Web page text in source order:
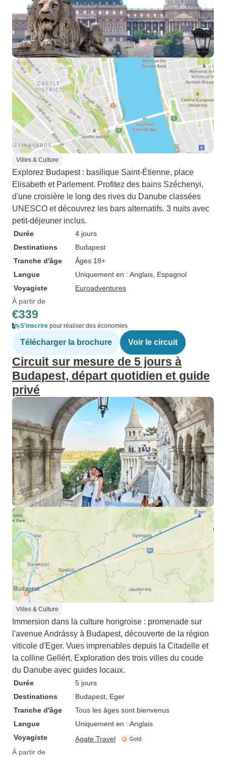
Villes & Culture
Explorez Budapest : basilique Saint-Étienne, place
Elisabeth et Parlement. Profitez des bains Széchenyi,
d'une croisière le long des rives du Danube classées
UNESCO et découvrez les bars alternatifs. 3 nuits avec
petit-déjeuner inclus.
Durée
4 jours
Destinations
Budapest
Tranche d'âge
Âges 18+
Langue
Uniquement en : Anglais, Espagnol
Voyagiste
Euroadventures
À partir de
€339
S'inscrire pour réaliser des économies
Télécharger la brochure Voir le circuit
Circuit sur mesure de 5 jours à
Budapest, départ quotidien et guide
privé
Villes & Culture
Immersion dans la culture hongroise : promenade sur
l'avenue Andrássy à Budapest, découverte de la région
viticole d'Eger. Vues imprenables depuis la Citadelle et
la colline Gellért. Exploration des trois villes du coude
du Danube avec guides locaux.
Durée
5 jours
Destinations
Budapest , Eger
Tranche d'âge
Tous les âges sont bienvenus
Langue
Uniquement en : Anglais
Voyagiste
Agate Travel
À partir de